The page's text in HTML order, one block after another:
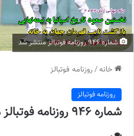
شماره 946 روزنامه فوتبالز منتشر شد
خانه/روزنامه فوتبالز
روزنامه فوتبالز
شماره 946 روزنامه فوتبالز منتشر شد